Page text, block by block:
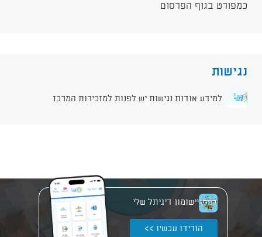
כמפורט בגוף הפרסום
נגישות
למידע אודות נגישות יש לפנות למזכירות המרכז
יישומון דיגיתל שלי
הורידו עכשיו >>